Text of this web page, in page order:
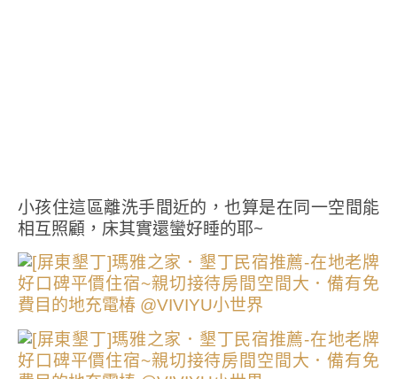
小孩住這區離洗手間近的，也算是在同一空間能
相互照顧，床其實還蠻好睡的耶~